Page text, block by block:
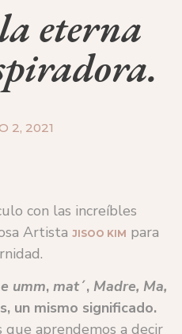
eterna
2, 2021
con las increíbles
Artista JISOO KIM para
umm, mat´, Madre, Ma,
un mismo significado.
que aprendemos a decir